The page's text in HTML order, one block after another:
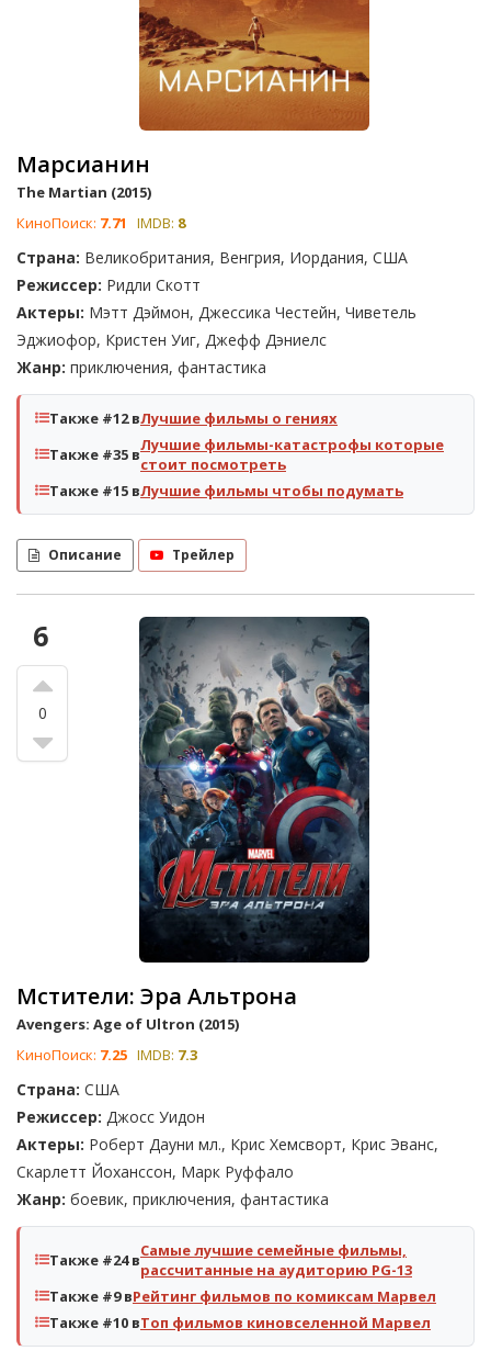
Марсианин
The Martian (2015)
КиноПоиск: 7.71 IMDB: 8
Страна: Великобритания, Венгрия, Иордания, США
Режиссер: Ридли Скотт
Актеры: Мэтт Дэймон, Джессика Честейн, Чиветель
Эджиофор, Кристен Уиг, Джефф Дэниелс
Жанр: приключения, фантастика
Также #12 вЛучшие фильмы о гениях
Также #35 вЛучшие фильмы-катастрофы которые
стоит посмотреть
Также #15 вЛучшие фильмы чтобы подумать
Описание Трейлер
6
0
Мстители: Эра Альтрона
Avengers: Age of Ultron (2015)
КиноПоиск: 7.25 IMDB: 7.3
Страна: США
Режиссер: Джосс Уидон
Актеры: Роберт Дауни мл., Крис Хемсворт, Крис Эванс,
Скарлетт Йоханссон, Марк Руффало
Жанр: боевик, приключения, фантастика
Также #24 вСамые лучшие семейные фильмы,
рассчитанные на аудиторию PG-13
Также #9 вРейтинг фильмов по комиксам Марвел
Также #10 вТоп фильмов киновселенной Марвел